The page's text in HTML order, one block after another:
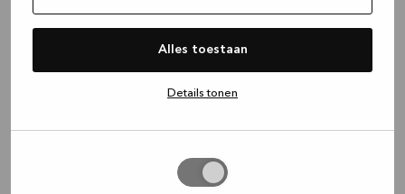
Alles toestaan
Details tonen